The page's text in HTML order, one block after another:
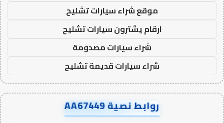
موقع شراء سيارات تشليح
ارقام يشترون سيارات تشليح
شراء سيارات مصدومة
شراء سيارات قديمة تشليح
روابط نصية AA67449